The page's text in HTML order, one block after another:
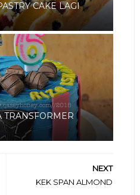
CAKE LAGI
TRANSFORMER
NEXT
KEK SPAN ALMOND